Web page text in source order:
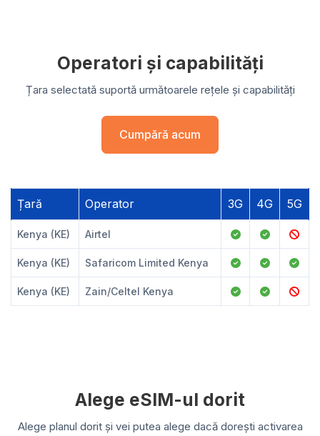
Operatori și capabilități
Țara selectată suportă următoarele rețele și capabilități
Cumpără acum
Țară Operator 3G 4G 5G
Kenya (KE) Airtel
Kenya (KE) Safaricom Limited Kenya
Kenya (KE) Zain/Celtel Kenya
Alege eSIM-ul dorit
Alege planul dorit și vei putea alege dacă dorești activarea